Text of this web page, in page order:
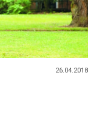
26.04.2018